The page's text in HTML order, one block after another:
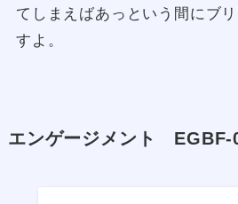
てしまえばあっという間にブ
すよ。
エンゲージメント EGBF-